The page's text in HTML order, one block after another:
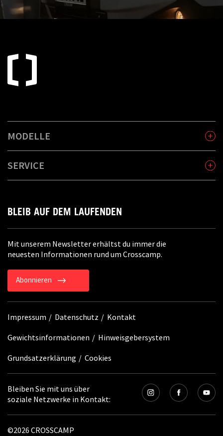
MODELLE
SERVICE
BLEIB AUF DEM LAUFENDEN
Mit unserem Newsletter erhältst du immer die
neuesten Informationen rund um Crosscamp.
Abonnieren
Impressum Datenschutz Kontakt
Gewichtsinformationen Hinweisgebersystem
Grundsatzerklärung Cookies
Bleiben Sie mit uns über
soziale Netzwerke in Kontakt:
©2026 CROSSCAMP